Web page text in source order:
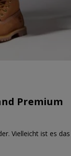
Premium
Vielleicht ist es das